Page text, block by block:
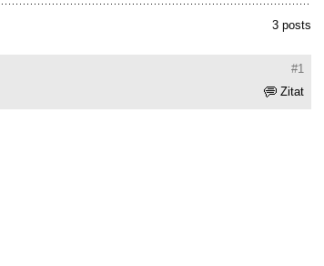
3 posts
#1
Zitat